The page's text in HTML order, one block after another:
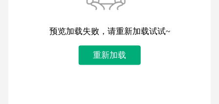
预览加载失败，请重新加载试试~
重新加载